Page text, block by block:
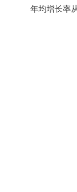
年均增长率